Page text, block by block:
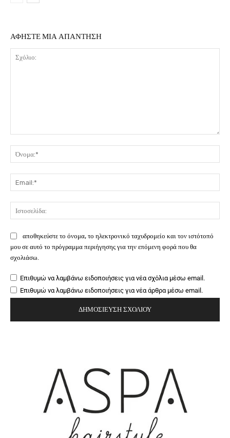
ΑΦΗΣΤΕ ΜΙΑ ΑΠΑΝΤΗΣΗ
αποθηκεύστε το όνομα, το ηλεκτρονικό ταχυδρομείο και τον ιστότοπό
μου σε αυτό το πρόγραμμα περιήγησης για την επόμενη φορά που θα
σχολιάσω.
Επιθυμώ να λαμβάνω ειδοποιήσεις για νέα σχόλια μέσω email.
Επιθυμώ να λαμβάνω ειδοποιήσεις για νέα άρθρα μέσω email.